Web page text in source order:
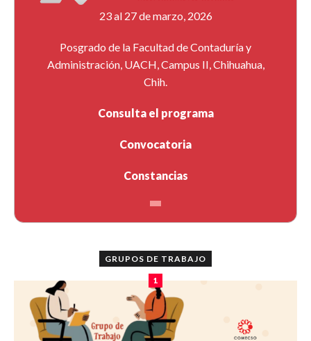
23 al 27 de marzo, 2026
Posgrado de la Facultad de Contaduría y
Administración, UACH, Campus II, Chihuahua,
Chih.
Consulta el programa
Convocatoria
Constancias
GRUPOS DE TRABAJO
1